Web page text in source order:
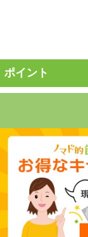
ポイント